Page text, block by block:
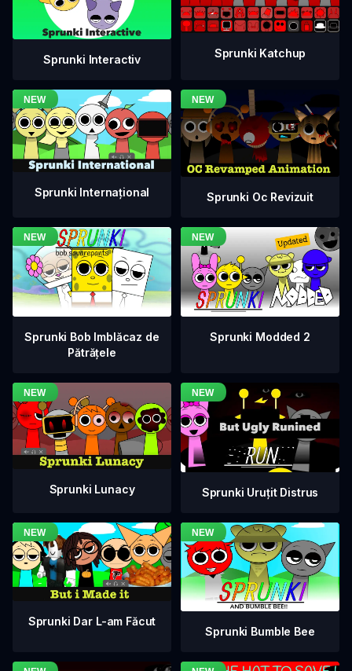
Sprunki Interactiv Sprunki Katchup
Sprunki Internațional Sprunki Oc Revizuit
Sprunki Bob Imblăcaz de
Pătrățele
Sprunki Modded 2
Sprunki Lunacy Sprunki Uruțit Distrus
Sprunki Dar L-am Făcut
Sprunki Bumble Bee